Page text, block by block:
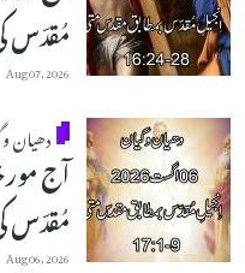
مُقدّس
Aug 07, 2026
دھیان
مُقدّس
Aug 06, 2026